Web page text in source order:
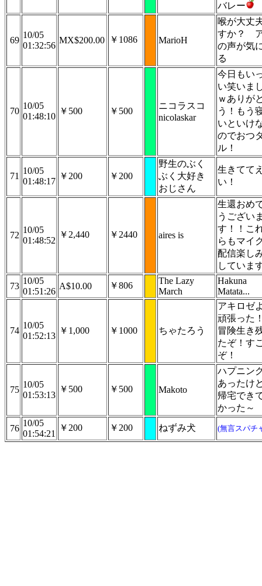
バレー
69
10/05
01:32:56
MX$200.00 ￥1086 MarioH
喉が大丈
すか？
の声が気
る
70
10/05
01:48:10
￥500 ￥500
ニコラスコ
nicolaskar
今日もい
い笑いま
ｗありが
う！もう
いといけ
のでおつ
ル！
71
10/05
01:48:17
￥200 ￥200
野生のぶく
ぶく大好き
おじさん
生きてて
い！
72
10/05
01:48:52
￥2,440 ￥2440 aires is
生還おめ
うござい
す！！こ
らもマイ
配信楽し
していま
73
10/05
01:51:26
A$10.00 ￥806
The Lazy
March
Hakuna
Matata...
74
10/05
01:52:13
￥1,000 ￥1000 ちゃたろう
アキロゼ
頑張った
冒険生き
たぞ！す
ぞ！
75
10/05
01:53:13
￥500 ￥500 Makoto
ハプニン
あったけ
帰宅でき
かった～
76
10/05
01:54:21
￥200 ￥200 ねずみ犬 (無言スパチ